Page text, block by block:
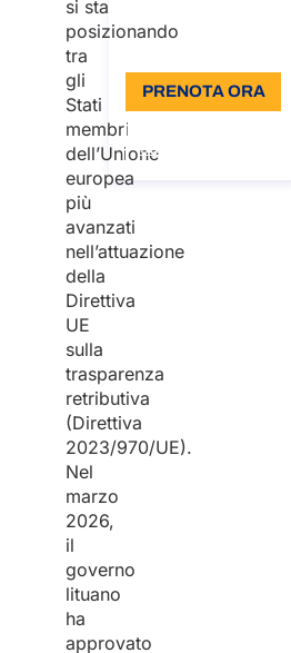
si sta
posizionando
tra
gli
Stati
membri
dell’Unione
europea
più
avanzati
nell’attuazione
della
Direttiva
UE
sulla
trasparenza
retributiva
(Direttiva
2023/970/UE).
Nel
marzo
2026,
il
governo
lituano
ha
approvato
PRENOTA ORA
sulla chiamata